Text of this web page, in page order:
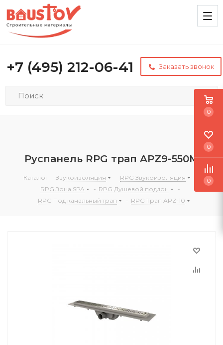
+7 (495) 212-06-41 Заказать звонок
Руспанель RPG трап APZ9-550M
Каталог - Звукоизоляция - RPG Звукоизоляция
RPG Зона SPA
- RPG Душевой поддон
-
RPG Под канальный трап
- RPG Трап APZ-10
0
0
0